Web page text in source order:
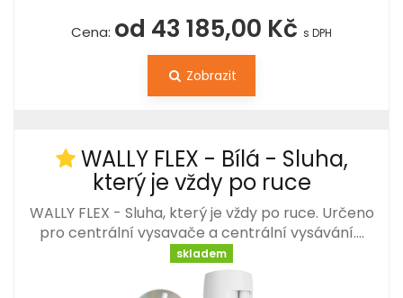
Cena: od 43 185,00 Kč s DPH
Zobrazit
WALLY FLEX - Bílá - Sluha,
který je vždy po ruce
WALLY FLEX - Sluha, který je vždy po ruce. Určeno
pro centrální vysavače a centrální vysávání.…
skladem